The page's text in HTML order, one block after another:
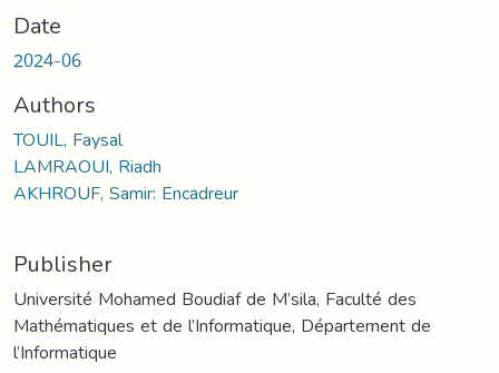
Date
2024-06
Authors
TOUIL, Faysal
LAMRAOUI, Riadh
AKHROUF, Samir: Encadreur
Publisher
Université Mohamed Boudiaf de M’sila, Faculté des
Mathématiques et de l’Informatique, Département de
l’Informatique